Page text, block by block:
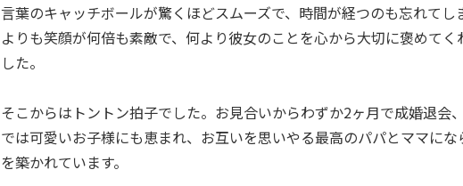
言葉のキャッチボールが驚くほどスムーズで、時間が経つのも忘れて
よりも笑顔が何倍も素敵で、何より彼女のことを心から大切に褒めて
した。
そこからはトントン拍子でした。お見合いからわずか2ヶ月で成婚退会
では可愛いお子様にも恵まれ、お互いを思いやる最高のパパとママに
を築かれています。